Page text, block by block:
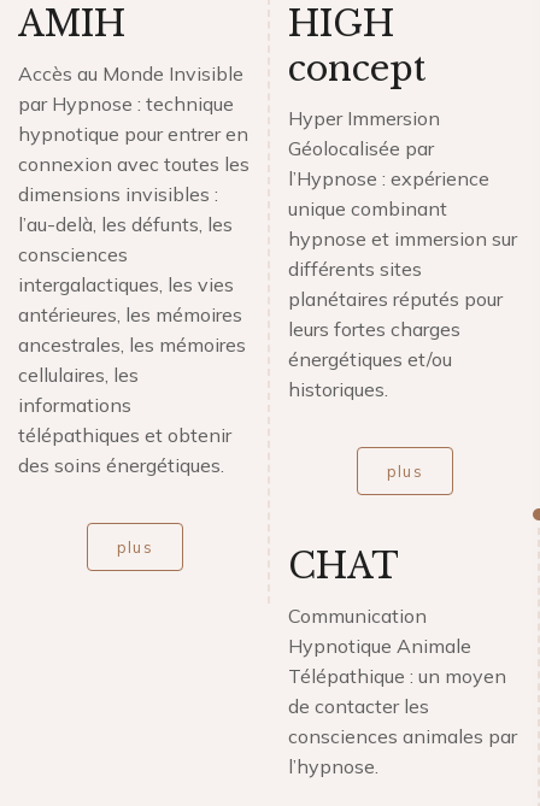
AMIH
Accès au Monde Invisible
par Hypnose : technique
hypnotique pour entrer en
connexion avec toutes les
dimensions invisibles :
l’au-delà, les défunts, les
consciences
intergalactiques, les vies
antérieures, les mémoires
ancestrales, les mémoires
cellulaires, les
informations
télépathiques et obtenir
des soins énergétiques.
plus
HIGH
concept
Hyper Immersion
Géolocalisée par
l’Hypnose : expérience
unique combinant
hypnose et immersion sur
différents sites
planétaires réputés pour
leurs fortes charges
énergétiques et/ou
historiques.
plus
CHAT
Communication
Hypnotique Animale
Télépathique : un moyen
de contacter les
consciences animales par
l’hypnose.